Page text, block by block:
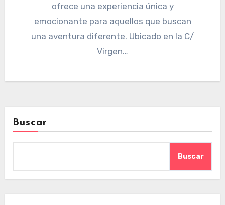
ofrece una experiencia única y
emocionante para aquellos que buscan
una aventura diferente. Ubicado en la C/
Virgen…
Buscar
Buscar